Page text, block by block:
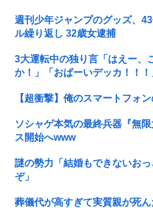
週刊少年ジャンプのグッズ、
ル繰り返し 32歳女逮捕
3大運転中の独り言「はえー、
か！」「おぱーいデッカ！！！
【超衝撃】俺のスマートフォ
ソシャゲ本気の最終兵器『無
ス開始へwww
謎の勢力「結婚もできないお
ぞ」
葬儀代が高すぎて実質親が死